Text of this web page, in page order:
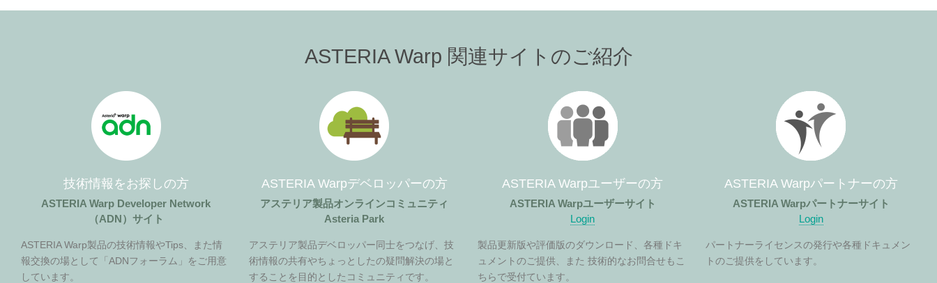
ASTERIA Warp 関連サイトのご紹介
技術情報をお探しの方
ASTERIA Warp Developer Network
（ADN）サイト
ASTERIA Warp製品の技術情報やTips、また情
報交換の場として「ADNフォーラム」をご用意
しています。
ASTERIA Warpデベロッパーの方
アステリア製品オンラインコミュニティ
Asteria Park
アステリア製品デベロッパー同士をつなげ、技
術情報の共有やちょっとしたの疑問解決の場と
することを目的としたコミュニティです。
ASTERIA Warpユーザーの方
ASTERIA Warpユーザーサイト
Login
製品更新版や評価版のダウンロード、各種ドキ
ュメントのご提供、また 技術的なお問合せもこ
ちらで受付ています。
ASTERIA Warpパートナーの方
ASTERIA Warpパートナーサイト
Login
パートナーライセンスの発行や各種ドキュメン
トのご提供をしています。